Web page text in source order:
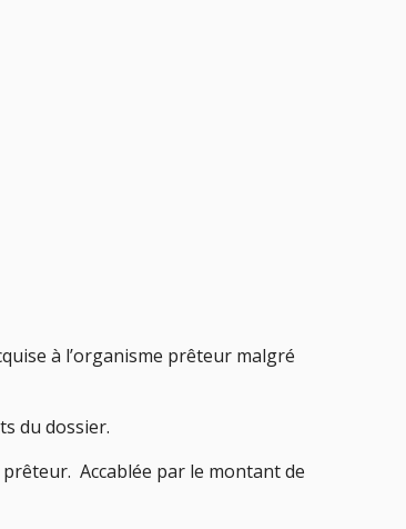
à l’organisme prêteur malgré
du dossier.
prêteur. Accablée par le montant de